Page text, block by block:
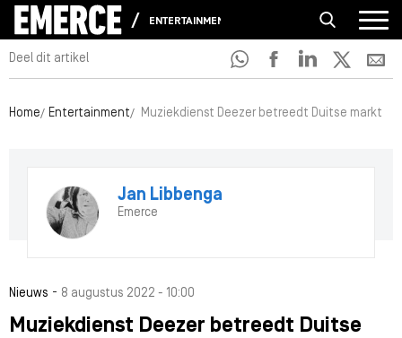
ENTERTAINMENT
Deel dit artikel
Home Entertainment Muziekdienst Deezer betreedt Duitse markt
Jan Libbenga
Emerce
Nieuws - 8 augustus 2022 - 10:00
Muziekdienst Deezer betreedt Duitse